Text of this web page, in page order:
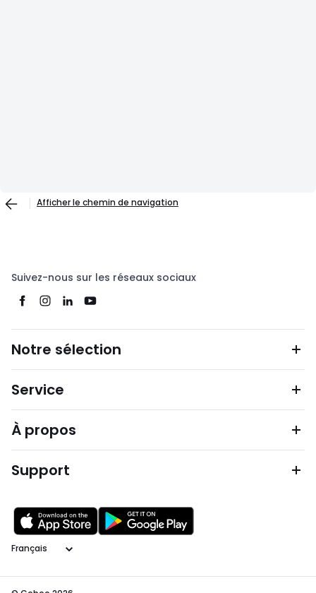
Afficher le chemin de navigation
Suivez-nous sur les réseaux sociaux
Notre sélection
Service
À propos
Support
Langage